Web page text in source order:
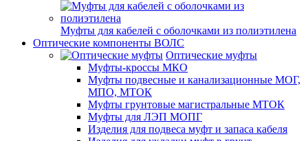
Муфты для кабелей с оболочками из полиэтилена
Оптические компоненты ВОЛС
Оптические муфты
Муфты-кроссы МКО
Муфты подвесные и канализационные МОГ,
МПО, МТОК
Муфты грунтовые магистральные МТОК
Муфты для ЛЭП МОПГ
Изделия для подвеса муфт и запаса кабеля